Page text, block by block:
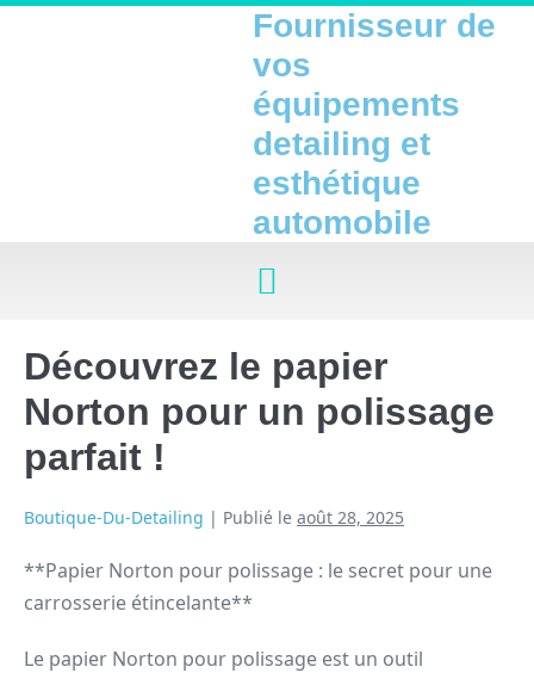
Fournisseur de
vos
équipements
detailing et
esthétique
automobile
Découvrez le papier
Norton pour un polissage
parfait !
Boutique-Du-Detailing | Publié le août 28, 2025
**Papier Norton pour polissage : le secret pour une
carrosserie étincelante**
Le papier Norton pour polissage est un outil